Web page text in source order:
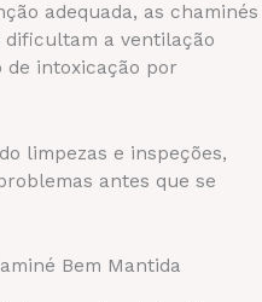
adequada, as chaminés
dificultam a ventilação
de intoxicação por
limpezas e inspeções,
antes que se
Bem Mantida